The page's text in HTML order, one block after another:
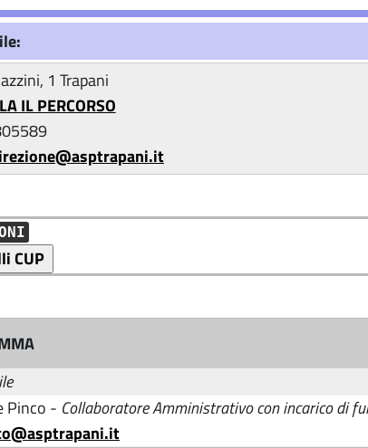
1 Trapani
IL PERCORSO
Pinco - Collaboratore Amministrativo con incarico di